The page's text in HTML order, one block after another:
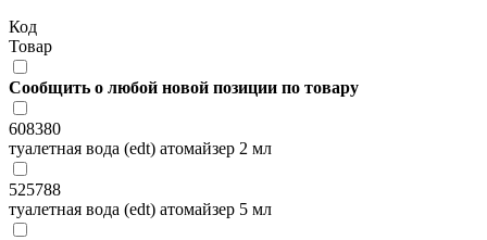
Код
Товар
Сообщить о любой новой позиции по товару
608380
туалетная вода (edt) атомайзер 2 мл
525788
туалетная вода (edt) атомайзер 5 мл